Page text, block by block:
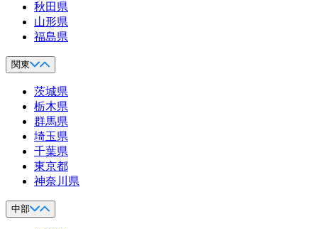
秋田県
山形県
福島県
関東
茨城県
栃木県
群馬県
埼玉県
千葉県
東京都
神奈川県
中部